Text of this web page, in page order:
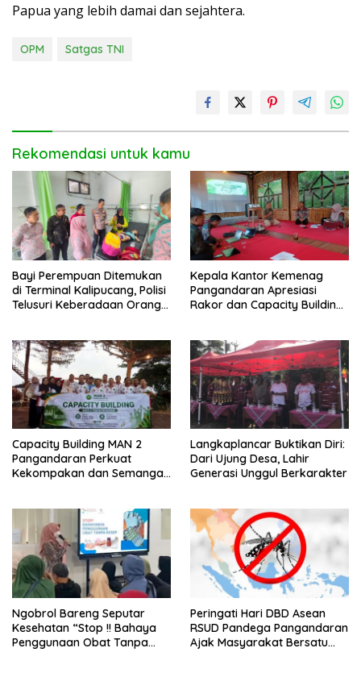
Papua yang lebih damai dan sejahtera.
OPM Satgas TNI
Rekomendasi untuk kamu
Bayi Perempuan Ditemukan
di Terminal Kalipucang, Polisi
Telusuri Keberadaan Orang
Kepala Kantor Kemenag
Pangandaran Apresiasi
Rakor dan Capacity Building
Antar Lini
Capacity Building MAN 2
Pangandaran Perkuat
Kekompakan dan Semangat
Langkaplancar Buktikan Diri:
Dari Ujung Desa, Lahir
Generasi Unggul Berkarakter
Ngobrol Bareng Seputar
Kesehatan “Stop !! Bahaya
Penggunaan Obat Tanpa
Peringati Hari DBD Asean
RSUD Pandega Pangandaran
Ajak Masyarakat Bersatu